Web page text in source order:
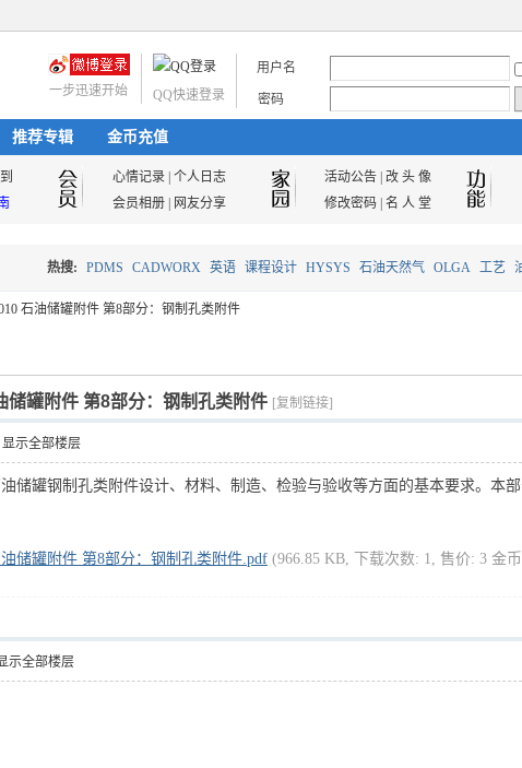
用户名
密码
QQ快速登录
一步迅速开始
推荐专辑 金币充值
心情记录 个人日志 活动公告| 改 头 像
会员相册 网友分享 修改密码| 名 人 堂
搜
索
热搜: PDMS CADWORX 英语 课程设计 HYSYS 石油天然气 OLGA 工艺
油气储运
石油储罐附件 第8部分：钢制孔类附件
储罐附件 第8部分：钢制孔类附件 [复制链接]
显示全部楼层
储罐钢制孔类附件设计、材料、制造、检验与验收等方面的基本要求。本
油储罐附件 第8部分：钢制孔类附件.pdf (966.85 KB, 下载次数: 1, 售价: 3 金
示全部楼层